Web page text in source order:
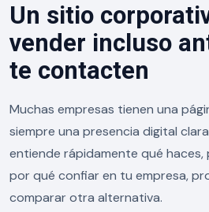
Un sitio
vender incluso
te contacten
Muchas empresas tienen una
siempre una presencia digital
entiende rápidamente qué
por qué confiar en tu empresa,
comparar otra alternativa.